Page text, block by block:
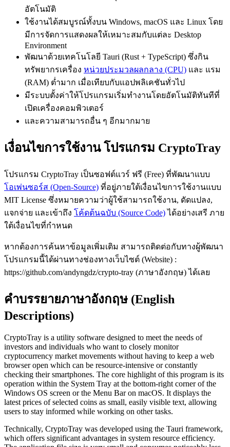
อัตโนมัติ
ใช้งานได้สมบูรณ์ทั้งบน Windows, macOS และ Linux โดย
มีการจัดการแสดงผลให้เหมาะสมกับแต่ละ Desktop
Environment
พัฒนาด้วยเทคโนโลยี Tauri (Rust + TypeScript) ซึ่งกิน
ทรัพยากรเครื่อง หน่วยประมวลผลกลาง (CPU) และ แรม
(RAM) ต่ำมาก เมื่อเทียบกับแอปพลิเคชันทั่วไป
มีระบบตั้งค่าให้โปรแกรมเริ่มทำงานโดยอัตโนมัติทันทีที่
เปิดเครื่องคอมพิวเตอร์
และความสามารถอื่น ๆ อีกมากมาย
เงื่อนไขการใช้งาน โปรแกรม CryptoTray
โปรแกรม CryptoTray เป็นซอฟต์แวร์ ฟรี (Free) ที่พัฒนาแบบ
โอเพ่นซอร์ส (Open-Source) ที่อยู่ภายใต้เงื่อนไขการใช้งานแบบ
MIT License ซึ่งหมายความว่าผู้ใช้สามารถใช้งาน, ดัดแปลง,
แจกจ่าย และเข้าถึง โค้ดต้นฉบับ (Source Code)ได้อย่างเสรี ภาย
ใต้เงื่อนไขที่กำหนด
หากต้องการค้นหาข้อมูลเพิ่มเติม สามารถติดต่อกับทางผู้พัฒนา
โปรแกรมนี้ได้ผ่านทางช่องทางเว็บไซต์ (Website) :
https://github.com/andyngdz/crypto-tray (ภาษาอังกฤษ) ได้เลย
คำบรรยายภาษาอังกฤษ (English
Descriptions)
CryptoTray is a utility software designed to meet the needs of
investors and individuals who want to closely monitor
cryptocurrency market movements without having to keep a web
browser open which can be resource-intensive or constantly
checking their smartphones. The core highlight of this program is its
operation within the System Tray at the bottom-right corner of the
Windows OS screen or the Menu Bar on macOS. It displays the
latest prices of selected coins as small, easily visible text, allowing
users to stay informed while working on other tasks.
Technically, CryptoTray was developed using the Tauri framework,
which offers significant advantages in system resource efficiency.